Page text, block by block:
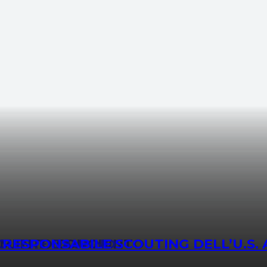
CONGIUNTO
DAUNNOSCOUTING DELL’U.S.